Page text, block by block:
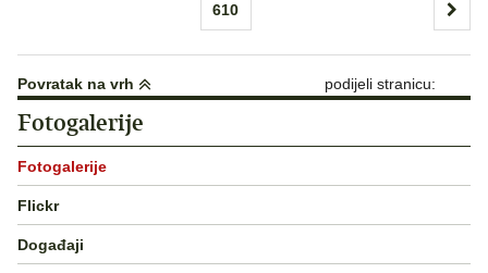
610
Povratak na vrh podijeli stranicu:
Fotogalerije
Fotogalerije
Flickr
Događaji